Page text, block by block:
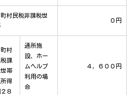
村民税非課税世
０円
村
税課
帯
所得
８
通所施
設、ホー
ムヘルプ
利用の場
合
４，６００円